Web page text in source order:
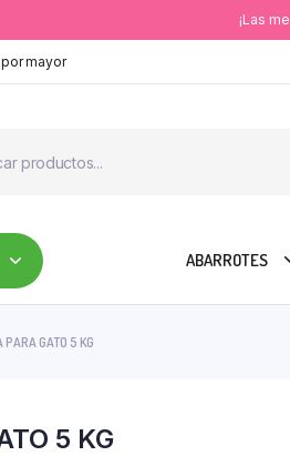
¡Las
mayor
ABARROTES
PARA GATO 5 KG
5 KG